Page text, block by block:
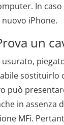
In
iPhone.
un
usurato,
sostituirlo
può
in assenza
MFi.